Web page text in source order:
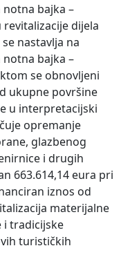
notna bajka –
dijela
nastavlja na
bajka –
se obnovljeni
ukupne površine
u interpretacijski
opremanje
glazbenog
i drugih
663.614,14 eura pri
iznos od
materijalne
i tradicijske
turističkih